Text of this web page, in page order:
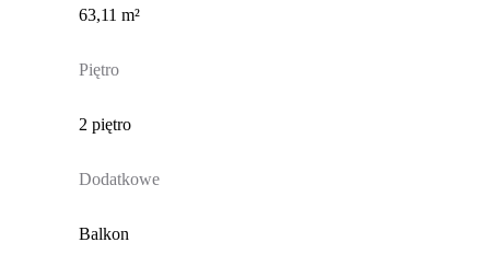
63,11 m²
Piętro
2 piętro
Dodatkowe
Balkon